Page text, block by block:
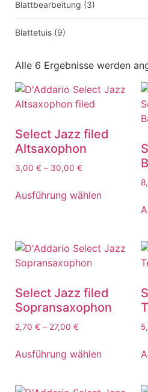
Blattbearbeitung (3)
Blattetuis (9)
Alle 6 Ergebnisse werden
Select Jazz filed
Altsaxophon
3,00 € – 30,00 €
Ausführung wählen
Select Jazz filed
Sopransaxophon
2,70 € – 27,00 €
Ausführung wählen